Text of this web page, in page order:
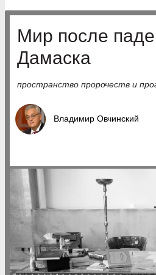
Мир после
Дамаска
пространство пророчеств и
Владимир Овчинский